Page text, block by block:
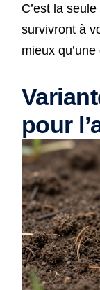
C’est la
survivront à
mieux
pour